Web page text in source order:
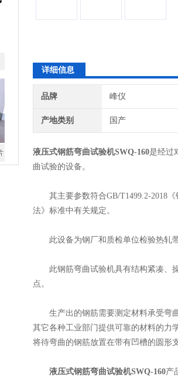
详细信息
品牌 峰仪
产地类别 国产
液压式钢筋弯曲试验机SWQ-160是经过
曲试验的设备。
其主要参数符合GB/T1499.2-2018《
法》标准中有关规定。
此设备为钢厂和质检单位检验热轧带
此钢筋弯曲试验机具有结构紧凑、操
点。
生产出的钢筋需要测定材料承受弯曲
其它各种工业部门提供可靠的材料的力
将待弯曲的钢筋放置在带有凹槽的圆形
液压式钢筋弯曲试验机SWQ-160产